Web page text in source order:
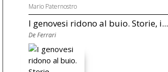
Mario Paternostro
I genovesi ridono al buio. Storie, i...
De Ferrari